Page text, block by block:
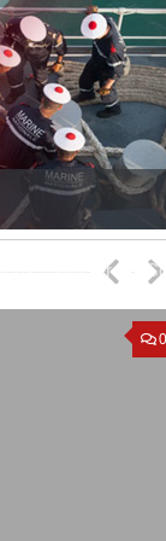
Nous contacter
0